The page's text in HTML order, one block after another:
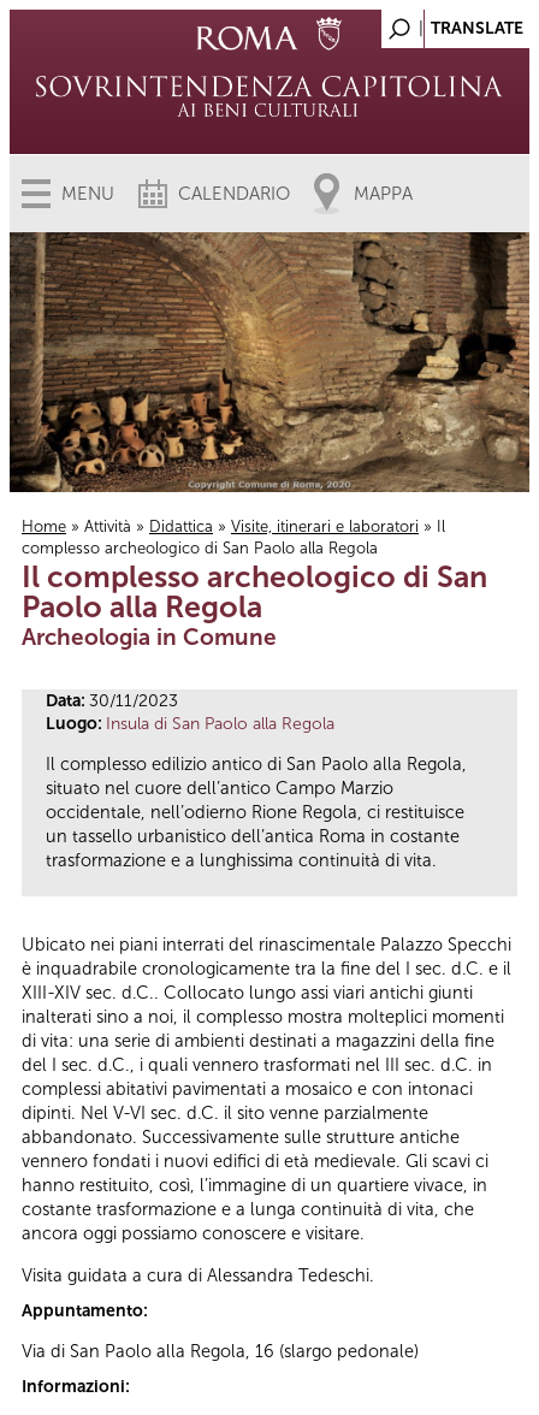
MENU CALENDARIO MAPPA
Tu sei qui
Home » Attività » Didattica » Visite, itinerari e laboratori » Il
complesso archeologico di San Paolo alla Regola
Il complesso archeologico di San
Paolo alla Regola
Archeologia in Comune
Data: 30/11/2023
Luogo: Insula di San Paolo alla Regola
Il complesso edilizio antico di San Paolo alla Regola,
situato nel cuore dell’antico Campo Marzio
occidentale, nell’odierno Rione Regola, ci restituisce
un tassello urbanistico dell’antica Roma in costante
trasformazione e a lunghissima continuità di vita.
Ubicato nei piani interrati del rinascimentale Palazzo Specchi
è inquadrabile cronologicamente tra la fine del I sec. d.C. e il
XIII-XIV sec. d.C.. Collocato lungo assi viari antichi giunti
inalterati sino a noi, il complesso mostra molteplici momenti
di vita: una serie di ambienti destinati a magazzini della fine
del I sec. d.C., i quali vennero trasformati nel III sec. d.C. in
complessi abitativi pavimentati a mosaico e con intonaci
dipinti. Nel V-VI sec. d.C. il sito venne parzialmente
abbandonato. Successivamente sulle strutture antiche
vennero fondati i nuovi edifici di età medievale. Gli scavi ci
hanno restituito, così, l’immagine di un quartiere vivace, in
costante trasformazione e a lunga continuità di vita, che
ancora oggi possiamo conoscere e visitare.
Visita guidata a cura di Alessandra Tedeschi.
Appuntamento:
Via di San Paolo alla Regola, 16 (slargo pedonale)
Informazioni: